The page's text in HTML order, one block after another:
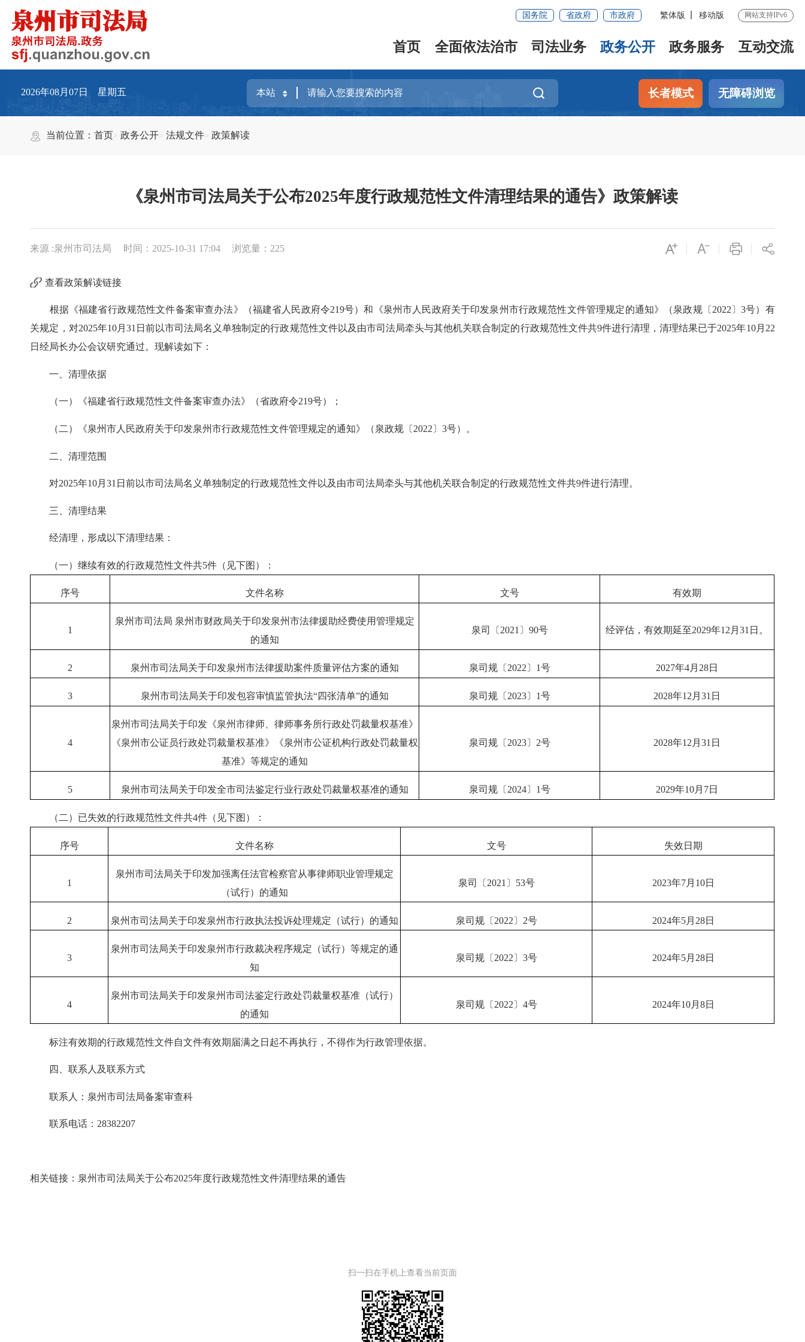
国务院 省政府 市政府 繁体版 移动版 网站支持IPv6
首页 全面依法治市 司法业务 政务公开 政务服务 互动交流
2026年08月07日 星期五 长者模式 无障碍浏览
当前位置：首页 政务公开 法规文件 政策解读
《泉州市司法局关于公布2025年度行政规范性文件清理结果的通告》政策解读
来源 :泉州市司法局 时间：2025-10-31 17:04 浏览量： 225
查看政策解读链接
根据《福建省行政规范性文件备案审查办法》（福建省人民政府令219号）和《泉州市人民政府关于印发泉州市行政规范性文件管理规定的通知》（泉政规〔2022〕3号）有
关规定，对2025年10月31日前以市司法局名义单独制定的行政规范性文件以及由市司法局牵头与其他机关联合制定的行政规范性文件共9件进行清理，清理结果已于2025年10月22
日经局长办公会议研究通过。现解读如下：
一、清理依据
（一）《福建省行政规范性文件备案审查办法》（省政府令219号）；
（二）《泉州市人民政府关于印发泉州市行政规范性文件管理规定的通知》（泉政规〔2022〕3号）。
二、清理范围
对2025年10月31日前以市司法局名义单独制定的行政规范性文件以及由市司法局牵头与其他机关联合制定的行政规范性文件共9件进行清理。
三、清理结果
经清理，形成以下清理结果：
（一）继续有效的行政规范性文件共5件（见下图）：
序号 文件名称 文号 有效期
1
泉州市司法局 泉州市财政局关于印发泉州市法律援助经费使用管理规定
的通知
泉司 〔2021〕90号 经评估，有效期延至2029年12月31日。
2 泉州市司法局关于印发泉州市法律援助案件质量评估方案的通知 泉司规〔2022〕1号 2027年4月28日
3 泉州市司法局关于印发包容审慎监管执法“四张清单”的通知 泉司规〔2023〕1号 2028年12月31日
4
泉州市司法局关于印发《泉州市律师、律师事务所行政处罚裁量权基准》
《泉州市公证员行政处罚裁量权基准》《泉州市公证机构行政处罚裁量权
基准》等规定的通知
泉司规〔2023〕2号 2028年12月31日
5 泉州市司法局关于印发全市司法鉴定行业行政处罚裁量权基准的通知 泉司规〔2024〕1号 2029年10月7日
（二）已失效的行政规范性文件共4件（见下图）：
序号 文件名称 文号 失效日期
1
泉州市司法局关于印发加强离任法官检察官从事律师职业管理规定
（试行）的通知
泉司 〔2021〕53号 2023年7月10日
2 泉州市司法局关于印发泉州市行政执法投诉处理规定（试行）的通知 泉司规〔2022〕2号 2024年5月28日
3
泉州市司法局关于印发泉州市行政裁决程序规定（试行）等规定的通
知
泉司规〔2022〕3号 2024年5月28日
4
泉州市司法局关于印发泉州市司法鉴定行政处罚裁量权基准（试行）
的通知
泉司规〔2022〕4号 2024年10月8日
标注有效期的行政规范性文件自文件有效期届满之日起不再执行，不得作为行政管理依据。
四、联系人及联系方式
联系人：泉州市司法局备案审查科
联系电话：28382207
相关链接： 泉州市司法局关于公布2025年度行政规范性文件清理结果的通告
扫一扫在手机上查看当前页面